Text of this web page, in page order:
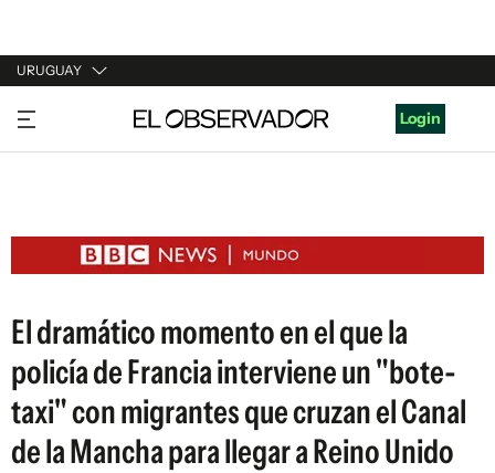
URUGUAY
URUGUAY
ARGENTINA
ESTADOS UNIDOS
Login
El dramático momento en el que la
policía de Francia interviene un "bote-
taxi" con migrantes que cruzan el Canal
de la Mancha para llegar a Reino Unido